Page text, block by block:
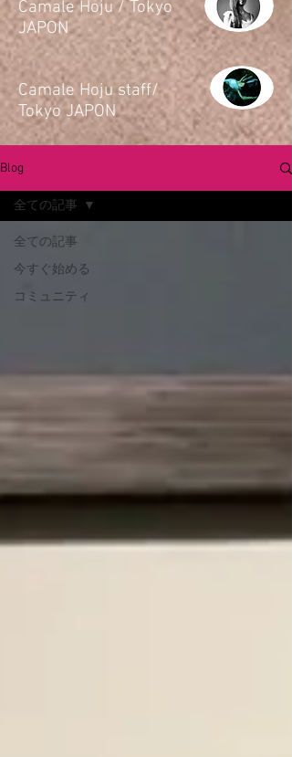
​Camale Hoju / Tokyo
JAPON
​Camale Hoju staff/
Tokyo JAPON
Blog
全ての記事
今すぐ始める
コミュニティ
全ての記事